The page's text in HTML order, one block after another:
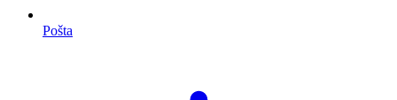
Pošta